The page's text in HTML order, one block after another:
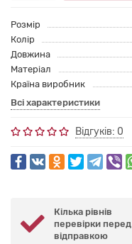
Розмір
Колір
Довжина
Матеріал
Країна виробник
Всі характеристики
Відгуків: 0
Кілька рівнів
перевірки перед
відправкою